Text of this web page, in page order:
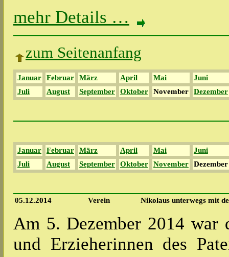
mehr Details …
zum Seitenanfang
Januar Februar März April Mai
Juni
Juli
August September Oktober November Dezember
Januar Februar März April Mai
Juni
Juli
August September Oktober November Dezember
05.12.2014 Verein Nikolaus unterwegs mit
Am 5. Dezember 2014
und Erzieherinnen des